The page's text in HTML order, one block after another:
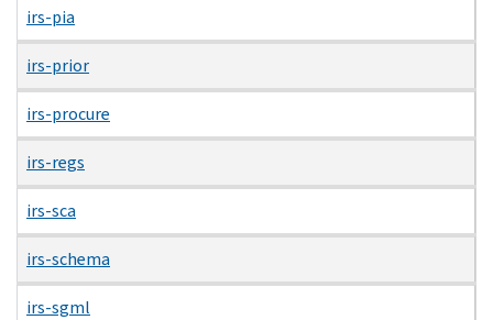
irs-pia
irs-prior
irs-procure
irs-regs
irs-sca
irs-schema
irs-sgml